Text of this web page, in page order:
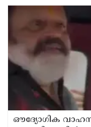
ഔദ്യോഗിക